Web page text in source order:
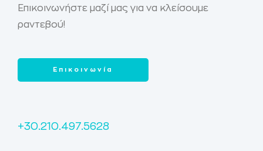
Επικοινωνήστε μαζί μας για να κλείσουμε
ραντεβού!
Επικοινωνία
+30.210.497.5628